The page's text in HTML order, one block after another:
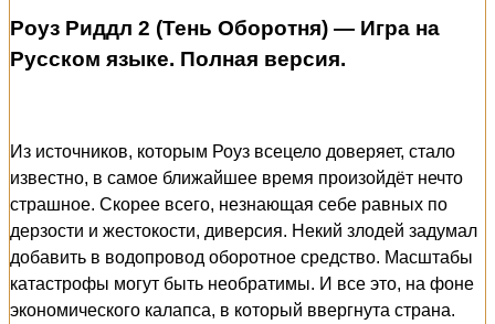
Роуз Риддл 2 (Тень Оборотня) — Игра на
Русском языке. Полная версия.
Из источников, которым Роуз всецело доверяет, стало
известно, в самое ближайшее время произойдёт нечто
страшное. Скорее всего, незнающая себе равных по
дерзости и жестокости, диверсия. Некий злодей задумал
добавить в водопровод оборотное средство. Масштабы
катастрофы могут быть необратимы. И все это, на фоне
экономического калапса, в который ввергнута страна.